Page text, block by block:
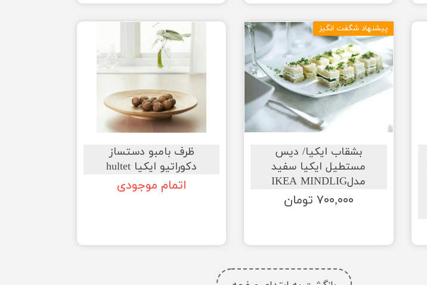
بشقاب ایکیا/ دیس
مستطیل ایکیا سفید
مدلIKEA MINDLIG
۷۰۰,۰۰۰ تومان
پیشنهاد شگفت انگیز
ظرف بامبو دستساز
دکوراتیو ایکیا hultet
اتمام موجودی